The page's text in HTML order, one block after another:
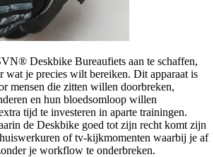
Deskbike Bureaufiets aan te schaffen,
wat je precies wilt bereiken. Dit apparaat is
mensen die zitten willen doorbreken,
en hun bloedsomloop willen
tijd te investeren in aparte trainingen.
de Deskbike goed tot zijn recht komt zijn
of tv-kijkmomenten waarbij je af
je workflow te onderbreken.